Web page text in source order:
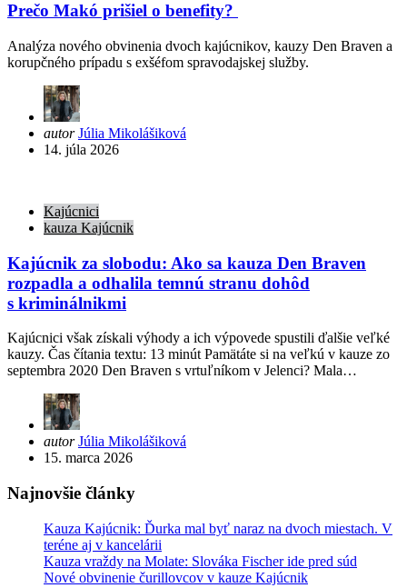
Prečo Makó prišiel o benefity?
Analýza nového obvinenia dvoch kajúcnikov, kauzy Den Braven a
korupčného prípadu s exšéfom spravodajskej služby.
Posted
by
autor Júlia Mikolášiková
14. júla 2026
Kajúcnici
kauza Kajúcnik
Kajúcnik za slobodu: Ako sa kauza Den Braven
rozpadla a odhalila temnú stranu dohôd
s kriminálnikmi
Kajúcnici však získali výhody a ich výpovede spustili ďalšie veľké
kauzy. Čas čítania textu: 13 minút Pamätáte si na veľkú v kauze zo
septembra 2020 Den Braven s vrtuľníkom v Jelenci? Mala…
Posted
by
autor Júlia Mikolášiková
15. marca 2026
Najnovšie články
Kauza Kajúcnik: Ďurka mal byť naraz na dvoch miestach. V
teréne aj v kancelárii
Kauza vraždy na Molate: Slováka Fischer ide pred súd
Nové obvinenie čurillovcov v kauze Kajúcnik